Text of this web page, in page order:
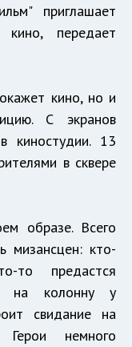
приглашает
передает
кино, но и
С экранов
киностудии. 13
в сквере
образе. Всего
мизансцен: кто-
то предастся
на колонну у
свидание на
немного